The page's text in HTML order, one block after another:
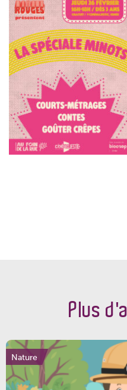
Plus
Nature